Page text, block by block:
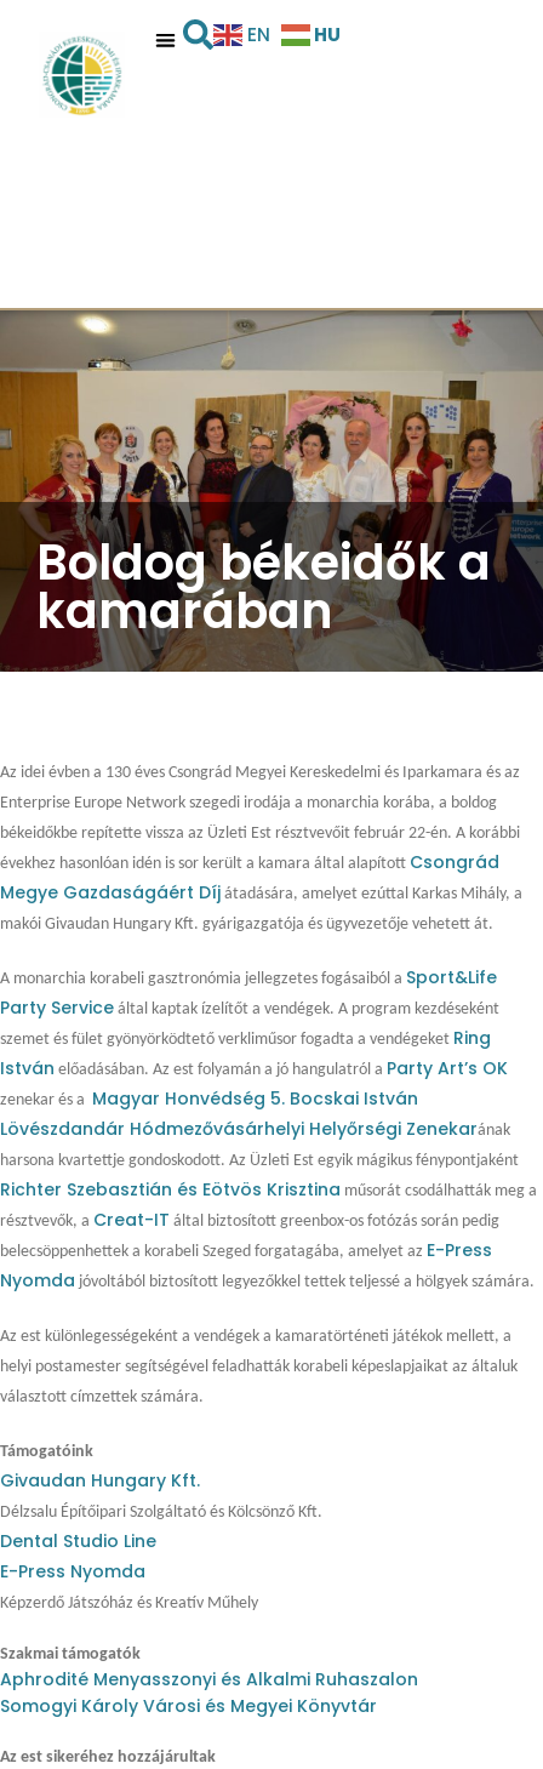
EN HU
Boldog békeidők a
kamarában
Az idei évben a 130 éves Csongrád Megyei Kereskedelmi és Iparkamara és az
Enterprise Europe Network szegedi irodája a monarchia korába, a boldog
békeidőkbe repítette vissza az Üzleti Est résztvevőit február 22-én. A korábbi
évekhez hasonlóan idén is sor került a kamara által alapított Csongrád
Megye Gazdaságáért Díj átadására, amelyet ezúttal Karkas Mihály, a
makói Givaudan Hungary Kft. gyárigazgatója és ügyvezetője vehetett át.
A monarchia korabeli gasztronómia jellegzetes fogásaiból a Sport&Life
Party Service által kaptak ízelítőt a vendégek. A program kezdéseként
szemet és fület gyönyörködtető verkliműsor fogadta a vendégeket Ring
István előadásában. Az est folyamán a jó hangulatról a Party Art’s OK
zenekar és a Magyar Honvédség 5. Bocskai István
Lövészdandár Hódmezővásárhelyi Helyőrségi Zenekarának
harsona kvartettje gondoskodott. Az Üzleti Est egyik mágikus fénypontjaként
Richter Szebasztián és Eötvös Krisztina műsorát csodálhatták meg a
résztvevők, a Creat-IT által biztosított greenbox-os fotózás során pedig
belecsöppenhettek a korabeli Szeged forgatagába, amelyet az E-Press
Nyomda jóvoltából biztosított legyezőkkel tettek teljessé a hölgyek számára.
Az est különlegességeként a vendégek a kamaratörténeti játékok mellett, a
helyi postamester segítségével feladhatták korabeli képeslapjaikat az általuk
választott címzettek számára.
Támogatóink
Givaudan Hungary Kft.
Délzsalu Építőipari Szolgáltató és Kölcsönző Kft.
Dental Studio Line
E-Press Nyomda
Képzerdő Játszóház és Kreatív Műhely
Szakmai támogatók
Aphrodité Menyasszonyi és Alkalmi Ruhaszalon
Somogyi Károly Városi és Megyei Könyvtár
Az est sikeréhez hozzájárultak